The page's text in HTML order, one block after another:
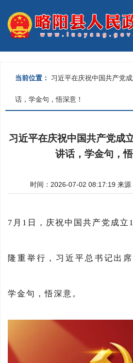
当前位置： 习近平在庆祝中国共产党
话，学金句，悟深意！
习近平在庆祝中国共产党成
讲话，学金句，悟
时间：2026-07-02 08:17:19 来源
7月1日，庆祝中国共产党成立
隆重举行，习近平总书记出
学金句，悟深意。